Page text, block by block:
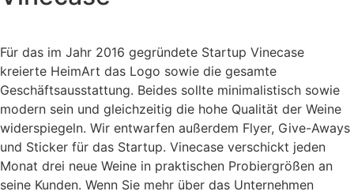
Für das im Jahr 2016 gegründete Startup Vinecase
kreierte HeimArt das Logo sowie die gesamte
Geschäftsausstattung. Beides sollte minimalistisch sowie
modern sein und gleichzeitig die hohe Qualität der Weine
widerspiegeln. Wir entwarfen außerdem Flyer, Give-Aways
und Sticker für das Startup. Vinecase verschickt jeden
Monat drei neue Weine in praktischen Probiergrößen an
seine Kunden. Wenn Sie mehr über das Unternehmen